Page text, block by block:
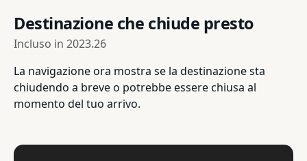
Destinazione che chiude presto
Incluso in 2023.26
La navigazione ora mostra se la destinazione sta
chiudendo a breve o potrebbe essere chiusa al
momento del tuo arrivo.